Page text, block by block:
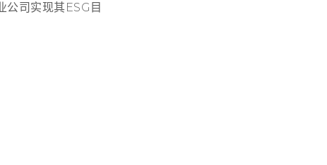
司实现其ESG目